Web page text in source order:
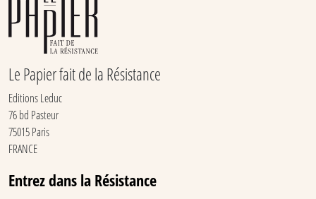
Le Papier fait de la Résistance
Editions Leduc
76 bd Pasteur
75015 Paris
FRANCE
Entrez dans la Résistance